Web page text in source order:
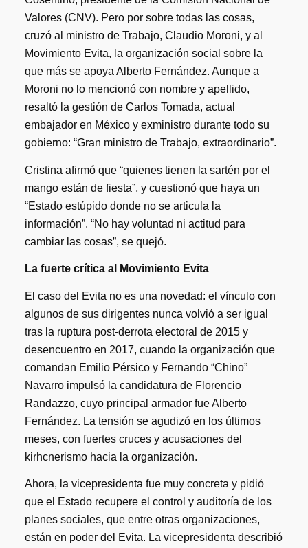
Valores (CNV). Pero por sobre todas las cosas,
cruzó al ministro de Trabajo, Claudio Moroni, y al
Movimiento Evita, la organización social sobre la
que más se apoya Alberto Fernández. Aunque a
Moroni no lo mencionó con nombre y apellido,
resaltó la gestión de Carlos Tomada, actual
embajador en México y exministro durante todo su
gobierno: “Gran ministro de Trabajo, extraordinario”.
Cristina afirmó que “quienes tienen la sartén por el
mango están de fiesta”, y cuestionó que haya un
“Estado estúpido donde no se articula la
información”. “No hay voluntad ni actitud para
cambiar las cosas”, se quejó.
La fuerte crítica al Movimiento Evita
El caso del Evita no es una novedad: el vínculo con
algunos de sus dirigentes nunca volvió a ser igual
tras la ruptura post-derrota electoral de 2015 y
desencuentro en 2017, cuando la organización que
comandan Emilio Pérsico y Fernando “Chino”
Navarro impulsó la candidatura de Florencio
Randazzo, cuyo principal armador fue Alberto
Fernández. La tensión se agudizó en los últimos
meses, con fuertes cruces y acusaciones del
kirhcnerismo hacia la organización.
Ahora, la vicepresidenta fue muy concreta y pidió
que el Estado recupere el control y auditoría de los
planes sociales, que entre otras organizaciones,
están en poder del Evita. La vicepresidenta describió